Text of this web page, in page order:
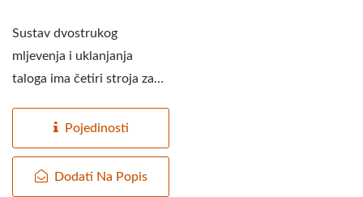
Sustav dvostrukog
mljevenja i uklanjanja
taloga ima četiri stroja za
Pojedinosti
Dodati Na Popis